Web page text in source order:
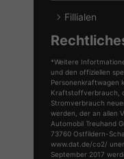
Fillialen
*Weitere
und den offiziellen
Personenkraftwagen
Kraftstoffverbrauch,
Stromverbrauch
werden, der an allen
Automobil Treuhand
73760 Ostfildern-
www.dat.de/co2/
September 2017